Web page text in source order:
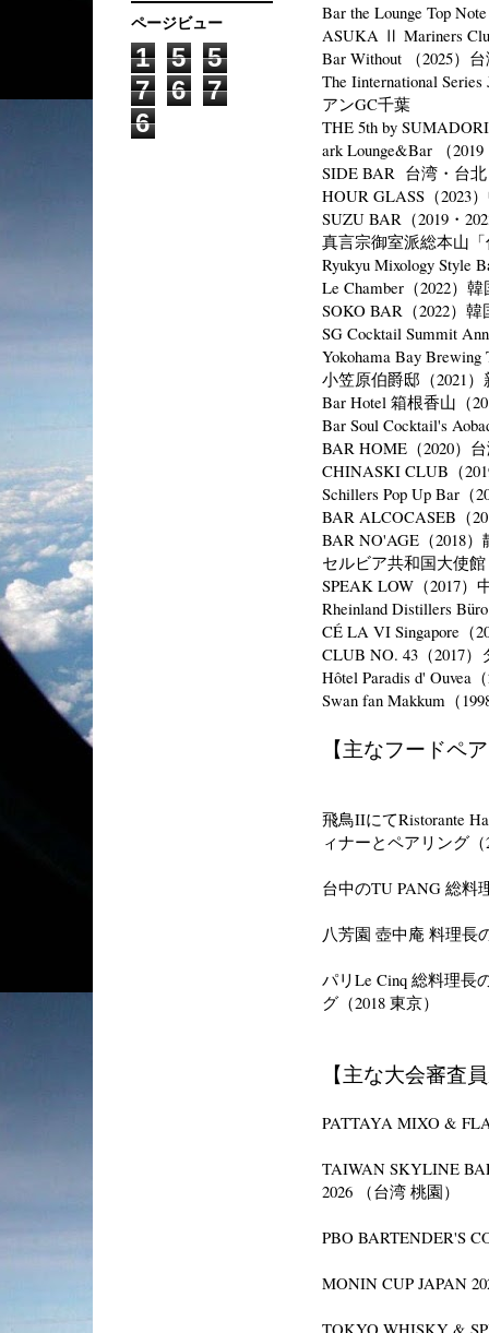
Bar the Lounge Top
ASUKA Ⅱ Mariners
Bar Without （2025）
The Iinternational
アンGC千葉
THE 5th by
ark Lounge&Bar （
SIDE BAR 台湾・台北
HOUR GLASS（2023
SUZU BAR（2019・
真言宗御室派総本山
Ryukyu Mixology Style
Le Chamber（2022）
SOKO BAR（2022）
SG Cocktail Summit
Yokohama Bay Brewing
小笠原伯爵邸（2021）
Bar Hotel 箱根香山（
Bar Soul Cocktail's
BAR HOME（2020）
CHINASKI CLUB（
Schillers Pop Up Bar（
BAR ALCOCASEB（
BAR NO'AGE（2018）
セルビア共和国大使館
SPEAK LOW（2017）
Rheinland Distillers
CÉ LA VI Singapore（
CLUB NO. 43（2017
Hôtel Paradis d' Ouvea
Swan fan Makkum（
【主なフードペ
飛鳥IIにてRistorante
ィナーとペアリング（
台中のTU PANG 総料
八芳園 壺中庵 料理長
パリ Le Cinq 総料理長
グ（2018 東京）
【主な大会審査
PATTAYA MIXO &
TAIWAN SKYLINE
2026 （台湾 桃園）
PBO BARTENDER'S
MONIN CUP JAPAN
TOKYO WHISKY &
ページビュー
1 5
5
7
6
7
6